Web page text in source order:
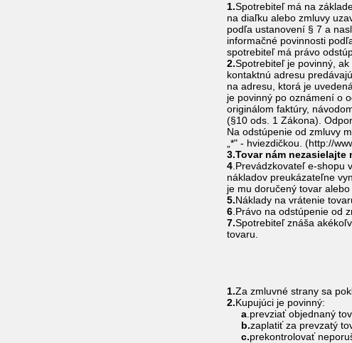
1.Spotrebiteľ má na
na diaľku alebo zmluvy
podľa ustanovení § 7 a
informačné povinnosti
spotrebiteľ má právo
2.Spotrebiteľ je povinný,
kontaktnú adresu
na adresu, ktorá je
je povinný po oznámení o
originálom faktúry,
(§10 ods. 1 Zákona).
Na odstúpenie od zmluvy
„*" - hviezdičkou. (http://
3.Tovar nám
4 .Prevádzkovateľ e-shopu
nákladov preukázateľne
je mu doručený tovar
5.Náklady na vrátenie
6 .Právo na odstúpenie od
7.Spotrebiteľ znáša
tovaru.
Práva a
1.Za zmluvné strany sa
2.Kupujúci je povinný:
a .prevziať objednaný
b.zaplatiť za prevzatý
c.prekontrolovať